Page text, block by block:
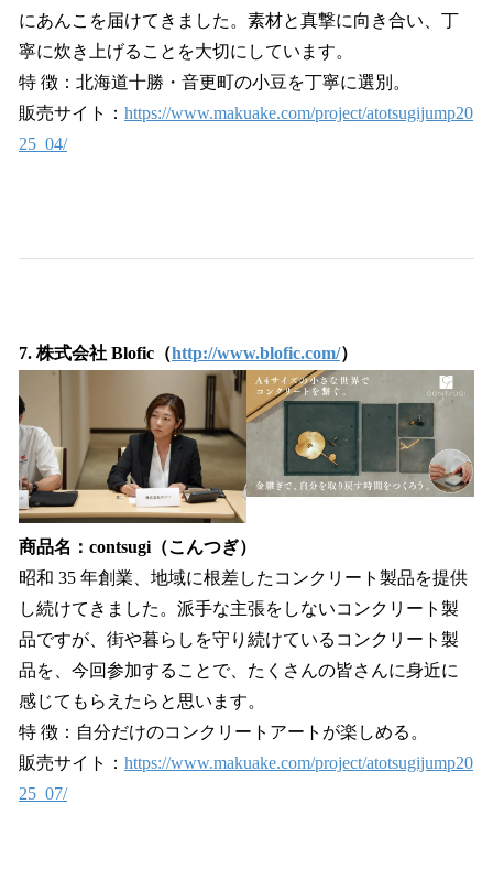
にあんこを届けてきました。素材と真撃に向き合い、丁
寧に炊き上げることを大切にしています。
特 徴：北海道十勝・音更町の小豆を丁寧に選別。
販売サイト： https://www.makuake.com/project/atotsugijump20
25_04/
7. 株式会社 Blofic（http://www.blofic.com/）
商品名：contsugi（こんつぎ）
昭和 35 年創業、地域に根差したコンクリート製品を提供
し続けてきました。派手な主張をしないコンクリート製
品ですが、街や暮らしを守り続けているコンクリート製
品を、今回参加することで、たくさんの皆さんに身近に
感じてもらえたらと思います。
特 徴：自分だけのコンクリートアートが楽しめる。
販売サイト： https://www.makuake.com/project/atotsugijump20
25_07/